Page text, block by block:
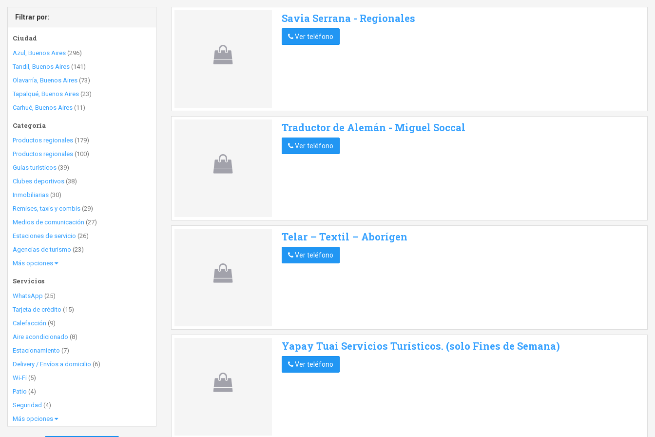
Filtrar por:
Ciudad
Azul, Buenos Aires (296)
Tandil, Buenos Aires (141)
Olavarría, Buenos Aires (73)
Tapalqué, Buenos Aires (23)
Carhué, Buenos Aires (11)
Categoría
Productos regionales (179)
Productos regionales (100)
Guías turísticos (39)
Clubes deportivos (38)
Inmobiliarias (30)
Remises, taxis y combis (29)
Medios de comunicación (27)
Estaciones de servicio (26)
Agencias de turismo (23)
Más opciones
Servicios
WhatsApp (25)
Tarjeta de crédito (15)
Calefacción (9)
Aire acondicionado (8)
Estacionamiento (7)
Delivery / Envíos a domicilio (6)
Wi-Fi (5)
Patio (4)
Seguridad (4)
Más opciones
Savia Serrana - Regionales
Ver teléfono
Traductor de Alemán - Miguel Soccal
Ver teléfono
Telar – Textil – Aborígen
Ver teléfono
Yapay Tuai Servicios Turísticos. (solo Fines de Semana)
Ver teléfono